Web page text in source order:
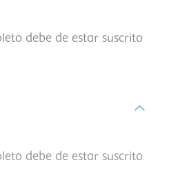
debe de estar suscrito
debe de estar suscrito